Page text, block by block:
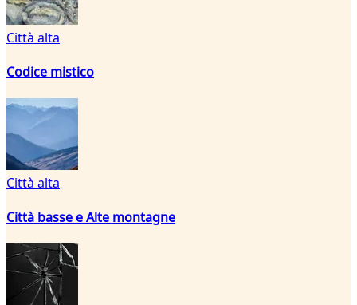
Città alta
Codice mistico
Città alta
Città basse e Alte montagne